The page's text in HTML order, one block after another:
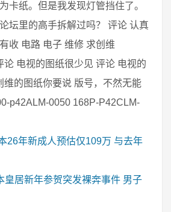
卡纸。但是我发现灯管挡住了。
坛里的高手拆解过吗？ 评论 认真
收 电路 电子 维修 求创维
电视的图纸很少见 评论 电视的
维的图纸你要说 版号，不然无能
p42ALM-0050 168P-P42CLM-
26年新成人预估仅109万 与去年
皇居新年参贺突发裸奔事件 男子